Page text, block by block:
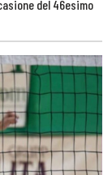
del 46esimo